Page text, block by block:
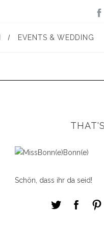
EVENTS & WEDDING
Schön, dass ihr da seid!